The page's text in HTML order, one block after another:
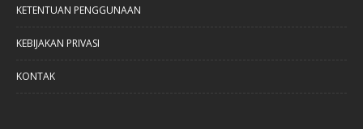
KETENTUAN PENGGUNAAN
KEBIJAKAN PRIVASI
KONTAK